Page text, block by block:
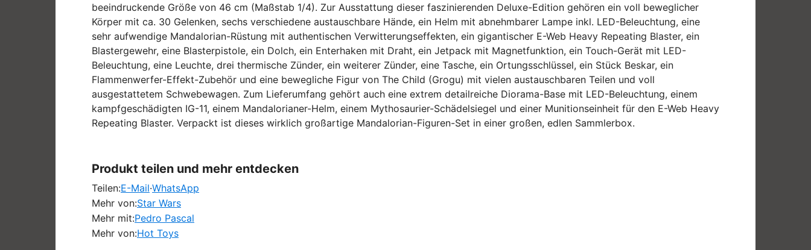
beeindruckende Größe von 46 cm (Maßstab 1/4). Zur Ausstattung dieser faszinierenden Deluxe-Edition gehören ein voll beweglicher
Körper mit ca. 30 Gelenken, sechs verschiedene austauschbare Hände, ein Helm mit abnehmbarer Lampe inkl. LED-Beleuchtung, eine
sehr aufwendige Mandalorian-Rüstung mit authentischen Verwitterungseffekten, ein gigantischer E-Web Heavy Repeating Blaster, ein
Blastergewehr, eine Blasterpistole, ein Dolch, ein Enterhaken mit Draht, ein Jetpack mit Magnetfunktion, ein Touch-Gerät mit LED-
Beleuchtung, eine Leuchte, drei thermische Zünder, ein weiterer Zünder, eine Tasche, ein Ortungsschlüssel, ein Stück Beskar, ein
Flammenwerfer-Effekt-Zubehör und eine bewegliche Figur von The Child (Grogu) mit vielen austauschbaren Teilen und voll
ausgestattetem Schwebewagen. Zum Lieferumfang gehört auch eine extrem detailreiche Diorama-Base mit LED-Beleuchtung, einem
kampfgeschädigten IG-11, einem Mandalorianer-Helm, einem Mythosaurier-Schädelsiegel und einer Munitionseinheit für den E-Web Heavy
Repeating Blaster. Verpackt ist dieses wirklich großartige Mandalorian-Figuren-Set in einer großen, edlen Sammlerbox.
Produkt teilen und mehr entdecken
Teilen:E-Mail·WhatsApp
Mehr von:Star Wars
Mehr mit:Pedro Pascal
Mehr von:Hot Toys